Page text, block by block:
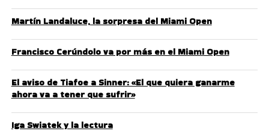
Martín Landaluce, la sorpresa del Miami Open
Francisco Cerúndolo va por más en el Miami Open
El aviso de Tiafoe a Sinner: «El que quiera ganarme
ahora va a tener que sufrir»
Iga Swiatek y la lectura